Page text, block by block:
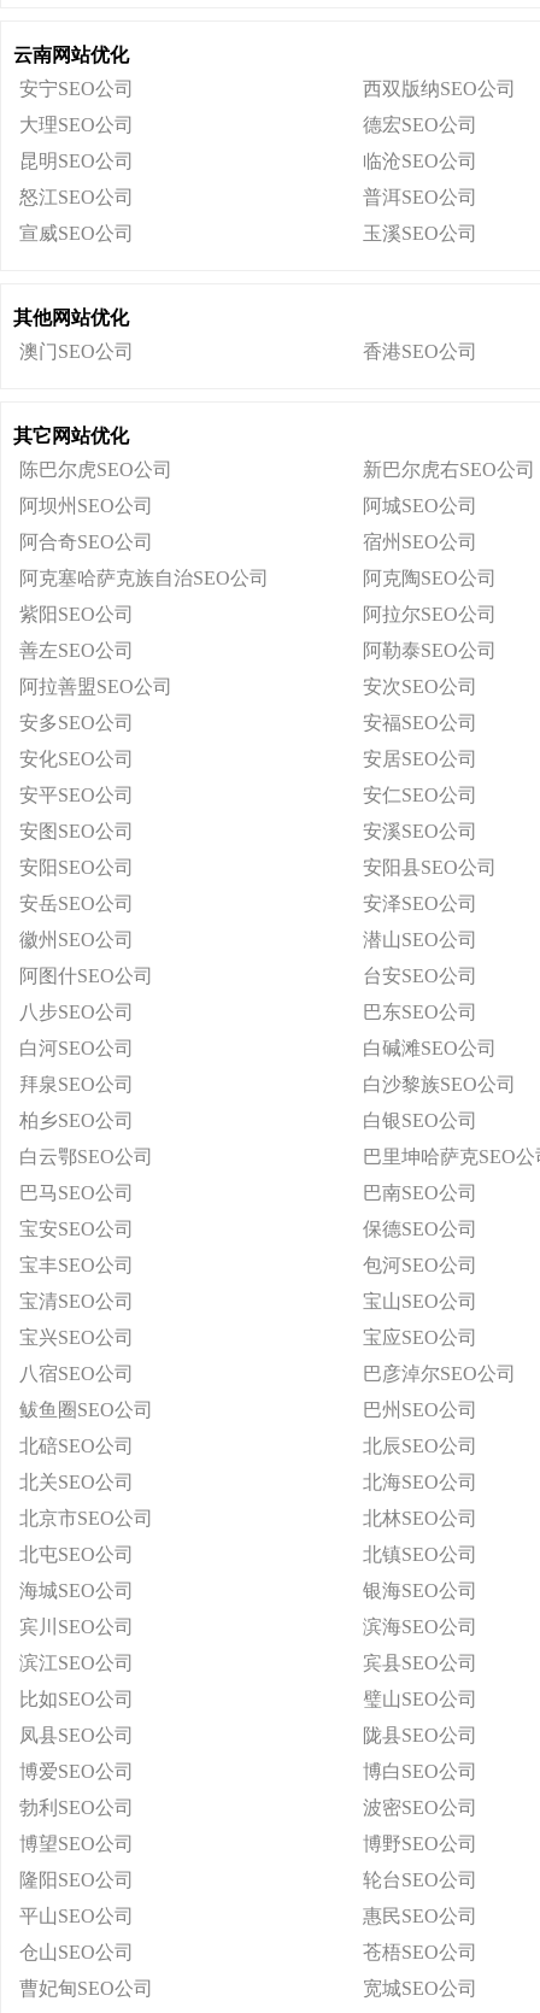
云南网站优化
安宁SEO公司
西双版纳SEO公司
大理SEO公司
德宏SEO公司
昆明SEO公司
临沧SEO公司
怒江SEO公司
普洱SEO公司
宣威SEO公司
玉溪SEO公司
其他网站优化
澳门SEO公司
香港SEO公司
其它网站优化
陈巴尔虎SEO公司
新巴尔虎右SEO公司
阿坝州SEO公司
阿城SEO公司
阿合奇SEO公司
宿州SEO公司
阿克塞哈萨克族自治SEO公司
阿克陶SEO公司
紫阳SEO公司
阿拉尔SEO公司
善左SEO公司
阿勒泰SEO公司
阿拉善盟SEO公司
安次SEO公司
安多SEO公司
安福SEO公司
安化SEO公司
安居SEO公司
安平SEO公司
安仁SEO公司
安图SEO公司
安溪SEO公司
安阳SEO公司
安阳县SEO公司
安岳SEO公司
安泽SEO公司
徽州SEO公司
潜山SEO公司
阿图什SEO公司
台安SEO公司
八步SEO公司
巴东SEO公司
白河SEO公司
白碱滩SEO公司
拜泉SEO公司
白沙黎族SEO公司
柏乡SEO公司
白银SEO公司
白云鄂SEO公司
巴里坤哈萨克SEO公
巴马SEO公司
巴南SEO公司
宝安SEO公司
保德SEO公司
宝丰SEO公司
包河SEO公司
宝清SEO公司
宝山SEO公司
宝兴SEO公司
宝应SEO公司
八宿SEO公司
巴彦淖尔SEO公司
鲅鱼圈SEO公司
巴州SEO公司
北碚SEO公司
北辰SEO公司
北关SEO公司
北海SEO公司
北京市SEO公司
北林SEO公司
北屯SEO公司
北镇SEO公司
海城SEO公司
银海SEO公司
宾川SEO公司
滨海SEO公司
滨江SEO公司
宾县SEO公司
比如SEO公司
璧山SEO公司
凤县SEO公司
陇县SEO公司
博爱SEO公司
博白SEO公司
勃利SEO公司
波密SEO公司
博望SEO公司
博野SEO公司
隆阳SEO公司
轮台SEO公司
平山SEO公司
惠民SEO公司
仓山SEO公司
苍梧SEO公司
曹妃甸SEO公司
宽城SEO公司